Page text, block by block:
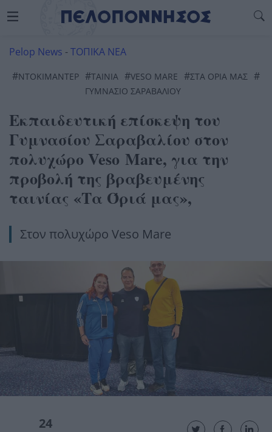
Pelop News -ΤΟΠΙΚΑ ΝΕΑ
#ΝΤΟΚΙΜΑΝΤΈΡ #ΤΑΙΝΊΑ #VESO MARE #ΣΤΑ ΟΡΙΑ ΜΑΣ #
ΓΥΜΝΑΣΙΟ ΣΑΡΑΒΑΛΙΟΥ
Εκπαιδευτική επίσκεψη του
Γυμνασίου Σαραβαλίου στον
πολυχώρο Veso Mare, για την
προβολή της βραβευμένης
ταινίας «Τα Όριά μας»,
Στον πολυχώρο Veso Mare
24